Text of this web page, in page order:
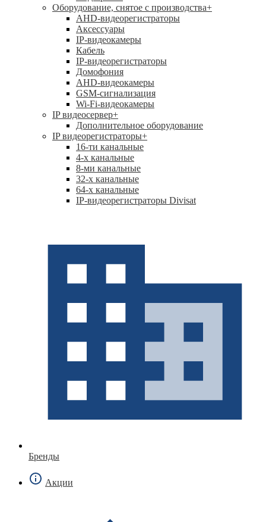
Оборудование, снятое с производства+
AHD-видеорегистраторы
Аксессуары
IP-видеокамеры
Кабель
IP-видеорегистраторы
Домофония
AHD-видеокамеры
GSM-сигнализация
Wi-Fi-видеокамеры
IP видеосервер+
Дополнительное оборудование
IP видеорегистраторы+
16-ти канальные
4-х канальные
8-ми канальные
32-х канальные
64-х канальные
IP-видеорегистраторы Divisat
Бренды
Акции